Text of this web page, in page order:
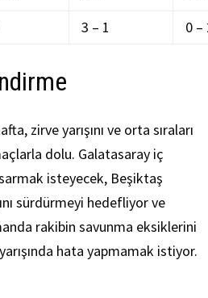
3 – 1 0 –
zirve yarışını ve orta sıraları
dolu. Galatasaray iç
isteyecek, Beşiktaş
sürdürmeyi hedefliyor ve
rakibin savunma eksiklerini
hata yapmamak istiyor.